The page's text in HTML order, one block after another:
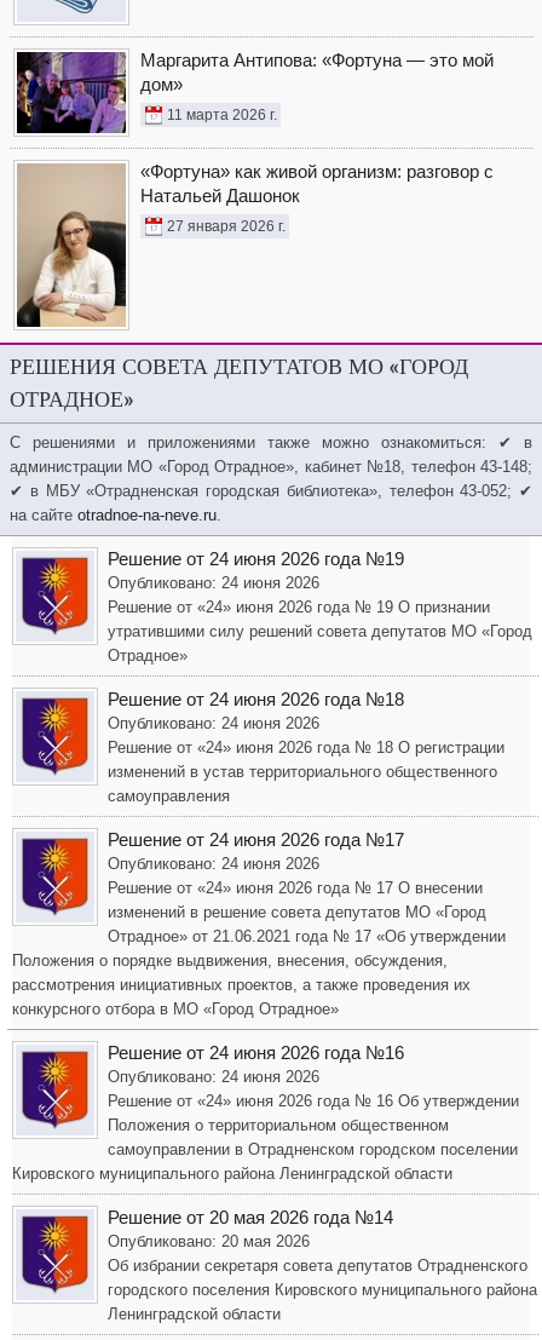
Маргарита Антипова: «Фортуна — это мой
дом»
11 марта 2026 г.
«Фортуна» как живой организм: разговор с
Натальей Дашонок
27 января 2026 г.
РЕШЕНИЯ СОВЕТА ДЕПУТАТОВ МО «ГОРОД
ОТРАДНОЕ»
С решениями и приложениями также можно ознакомиться: ✔ в
администрации МО «Город Отрадное», кабинет №18, телефон 43-148;
✔ в МБУ «Отрадненская городская библиотека», телефон 43-052; ✔
на сайте otradnoe-na-neve.ru.
Решение от 24 июня 2026 года №19
Опубликовано: 24 июня 2026
Решение от «24» июня 2026 года № 19 О признании
утратившими силу решений совета депутатов МО «Город
Отрадное»
Решение от 24 июня 2026 года №18
Опубликовано: 24 июня 2026
Решение от «24» июня 2026 года № 18 О регистрации
изменений в устав территориального общественного
самоуправления
Решение от 24 июня 2026 года №17
Опубликовано: 24 июня 2026
Решение от «24» июня 2026 года № 17 О внесении
изменений в решение совета депутатов МО «Город
Отрадное» от 21.06.2021 года № 17 «Об утверждении
Положения о порядке выдвижения, внесения, обсуждения,
рассмотрения инициативных проектов, а также проведения их
конкурсного отбора в МО «Город Отрадное»
Решение от 24 июня 2026 года №16
Опубликовано: 24 июня 2026
Решение от «24» июня 2026 года № 16 Об утверждении
Положения о территориальном общественном
самоуправлении в Отрадненском городском поселении
Кировского муниципального района Ленинградской области
Решение от 20 мая 2026 года №14
Опубликовано: 20 мая 2026
Об избрании секретаря совета депутатов Отрадненского
городского поселения Кировского муниципального района
Ленинградской области